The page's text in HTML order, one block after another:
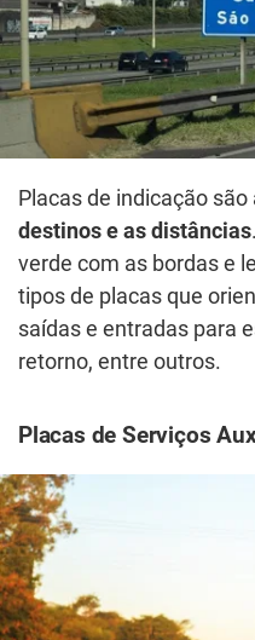
Placas de indicação são
destinos e as distâncias
verde com as bordas e
tipos de placas que
saídas e entradas para
retorno, entre outros.
Placas de Serviços